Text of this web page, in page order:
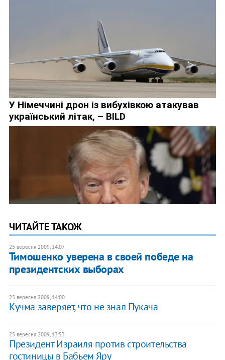
ЧИТАЙТЕ ТАКОЖ
25 вересня 2009, 14:07
Тимошенко уверена в своей победе на
президентских выборах
25 вересня 2009, 14:00
Кучма заверяет, что не знал Пукача
25 вересня 2009, 13:53
Президент Израиля против строительства
гостиницы в Бабьем Яру